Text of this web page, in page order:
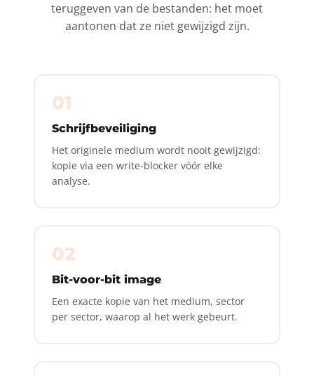
teruggeven van de bestanden: het moet
aantonen dat ze niet gewijzigd zijn.
01
Schrijfbeveiliging
Het originele medium wordt nooit gewijzigd:
kopie via een write-blocker vóór elke
analyse.
02
Bit-voor-bit image
Een exacte kopie van het medium, sector
per sector, waarop al het werk gebeurt.